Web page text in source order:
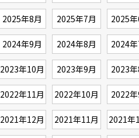
2025年8月 2025年7月 2025
2024年9月 2024年8月 2024
2023年10月 2023年9月 2023
2022年11月 2022年10月 2022
2021年12月 2021年11月 2021年